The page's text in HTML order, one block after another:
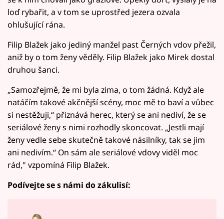
loď rybařit, a v tom se uprostřed jezera ozvala
ohlušující rána.
Filip Blažek jako jediný manžel past Černých vdov přežil,
aniž by o tom ženy věděly. Filip Blažek jako Mirek dostal
druhou šanci.
„Samozřejmě, že mi byla zima, o tom žádná. Když ale
natáčím takové akčnější scény, moc mě to baví a vůbec
si nestěžuji,“ přiznává herec, který se ani nediví, že se
seriálové ženy s nimi rozhodly skoncovat. „Jestli mají
ženy vedle sebe skutečně takové násilníky, tak se jim
ani nedivím.“ On sám ale seriálové vdovy viděl moc
rád," vzpomíná Filip Blažek.
Podívejte se s námi do zákulisí: